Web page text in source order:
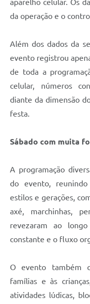
da operação e o
Além dos dados da
evento registrou
de toda a
celular, números
diante da dimensão
festa.
Sábado com muita
A programação
do evento,
estilos e gerações,
axé, marchinhas,
revezaram ao
constante e o fluxo
O evento também
famílias e às
atividades lúdicas,